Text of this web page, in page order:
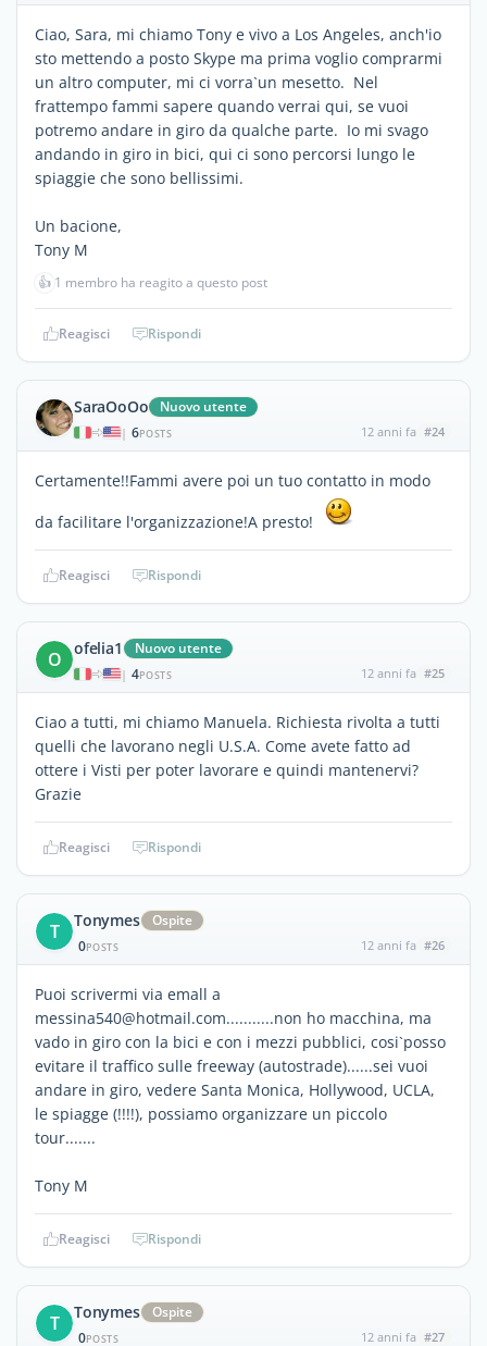
Ciao, Sara, mi chiamo Tony e vivo a Los Angeles, anch'io
sto mettendo a posto Skype ma prima voglio comprarmi
un altro computer, mi ci vorra`un mesetto. Nel
frattempo fammi sapere quando verrai qui, se vuoi
potremo andare in giro da qualche parte. Io mi svago
andando in giro in bici, qui ci sono percorsi lungo le
spiaggie che sono bellissimi.
Un bacione,
Tony M
👍 1 membro ha reagito a questo post
Reagisci Rispondi
SaraOoOo Nuovo utente
| 6POSTS 12 anni fa #24
Certamente!!Fammi avere poi un tuo contatto in modo
da facilitare l'organizzazione!A presto!
Reagisci Rispondi
O ofelia1 Nuovo utente
| 4POSTS 12 anni fa #25
Ciao a tutti, mi chiamo Manuela. Richiesta rivolta a tutti
quelli che lavorano negli U.S.A. Come avete fatto ad
ottere i Visti per poter lavorare e quindi mantenervi?
Grazie
Reagisci Rispondi
T Tonymes
Ospite
0POSTS 12 anni fa #26
Puoi scrivermi via emall a
messina540@hotmail.com...........non ho macchina, ma
vado in giro con la bici e con i mezzi pubblici, cosi`posso
evitare il traffico sulle freeway (autostrade)......sei vuoi
andare in giro, vedere Santa Monica, Hollywood, UCLA,
le spiagge (!!!!), possiamo organizzare un piccolo
tour.......
Tony M
Reagisci Rispondi
T Tonymes
Ospite
0POSTS 12 anni fa #27